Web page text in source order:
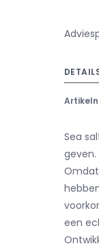
Sea
een